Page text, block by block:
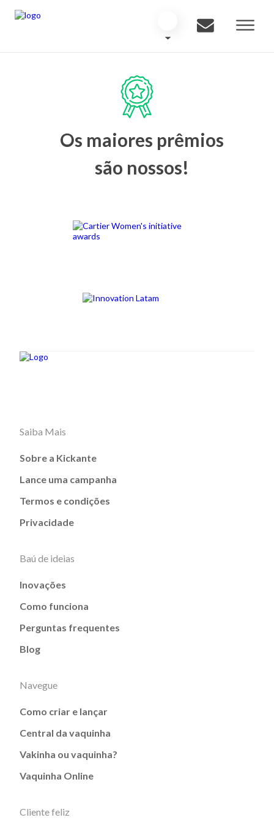
Os maiores prêmios
são nossos!
Saiba Mais
Sobre a Kickante
Lance uma campanha
Termos e condições
Privacidade
Baú de ideias
Inovações
Como funciona
Perguntas frequentes
Blog
Navegue
Como criar e lançar
Central da vaquinha
Vakinha ou vaquinha?
Vaquinha Online
Cliente feliz